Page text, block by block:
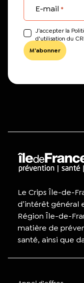
E-mail *
J’accepter la
d'utilisation du
Le Crips Île-de-
d’intérêt général
Région Île-de-
matière de
santé, ainsi que